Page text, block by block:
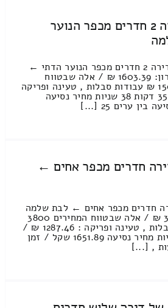
מחיר העברת דירה 2 חדרים מכפר הנוער
הצעת מחיר להובלת דירה 2 חדרים מכפר הנוער הדתי ←
לבת שלמה מחיר מחירון: 1603.39 ₪ / אלה שבטווח
המחירים 2000 – 1500 ₪ עבודות סבלות , טעינה ופריקה
: 1230.29 ₪ / זמן : 35 דקות 38 שניות מחיר נסיעה
חדרים מכפר אחים ←
חדרים מכפר אחים ← לבת שלמה
מחיר מחירון: 3087.22 ₪ / אלה שבטווח המחירים 3800
– 2900 ₪ עבודות סבלות , טעינה ופריקה : 1287.46 ₪ /
זמן : 24 דקות 10 שניות מחיר נסיעה 1651.89 שקל / זמן